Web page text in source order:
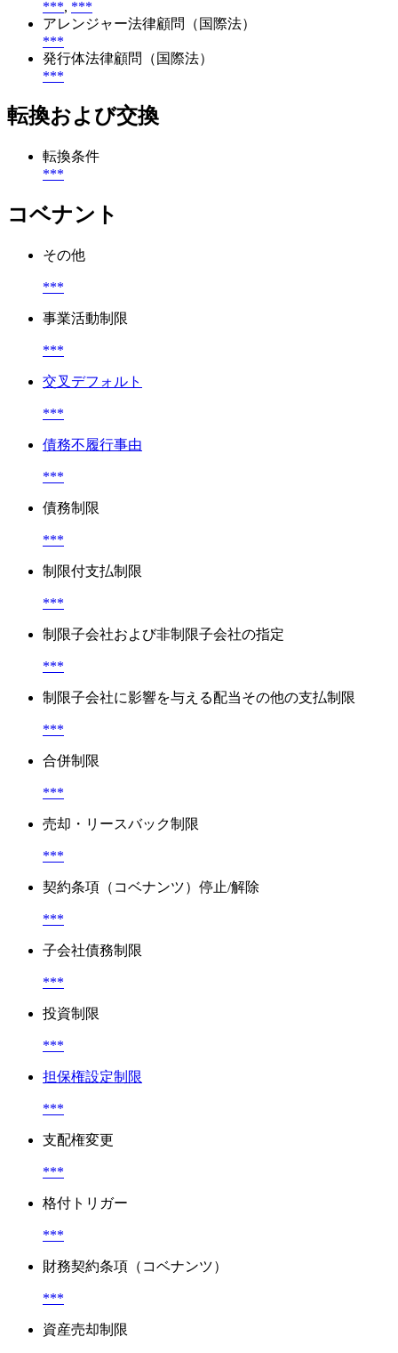
***, ***
アレンジャー法律顧問（国際法）
***
発行体法律顧問（国際法）
***
転換および交換
転換条件
***
コベナント
その他
***
事業活動制限
***
交叉デフォルト
***
債務不履行事由
***
債務制限
***
制限付支払制限
***
制限子会社および非制限子会社の指定
***
制限子会社に影響を与える配当その他の支払制限
***
合併制限
***
売却・リースバック制限
***
契約条項（コベナンツ）停止/解除
***
子会社債務制限
***
投資制限
***
担保権設定制限
***
支配権変更
***
格付トリガー
***
財務契約条項（コベナンツ）
***
資産売却制限